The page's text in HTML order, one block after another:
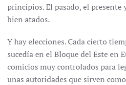
principios. El pasado, el presente
bien atados.
Y hay elecciones. Cada cierto
sucedía en el Bloque del Este en
comicios muy controlados para
unas autoridades que sirven